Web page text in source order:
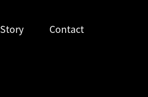
Story Contact